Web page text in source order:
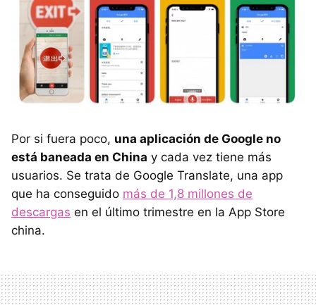
Por si fuera poco, una aplicación de Google no
está baneada en China y cada vez tiene más
usuarios. Se trata de Google Translate, una app
que ha conseguido más de 1,8 millones de
descargas en el último trimestre en la App Store
china.